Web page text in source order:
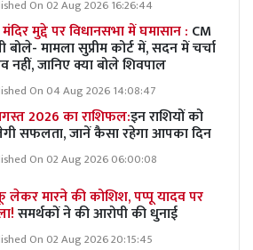
On 02 Aug 2026 16:26:44
मंदिर मुद्दे पर विधानसभा में घमासान : CM
बोले- मामला सुप्रीम कोर्ट में, सदन में चर्चा
नहीं, जानिए क्या बोले शिवपाल
On 04 Aug 2026 14:08:47
2026 का राशिफल:इन राशियों को
सफलता, जानें कैसा रहेगा आपका दिन
On 02 Aug 2026 06:00:08
लेकर मारने की कोशिश, पप्पू यादव पर
समर्थकों ने की आरोपी की धुनाई
On 02 Aug 2026 20:15:45